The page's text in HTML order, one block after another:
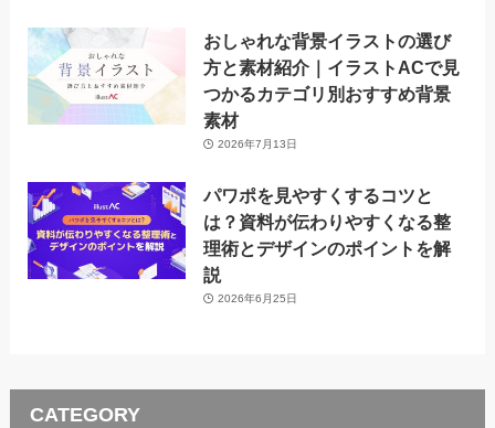
おしゃれな背景イラストの選び
方と素材紹介｜イラストACで見
つかるカテゴリ別おすすめ背景
素材
2026年7月13日
パワポを見やすくするコツと
は？資料が伝わりやすくなる整
理術とデザインのポイントを解
説
2026年6月25日
CATEGORY